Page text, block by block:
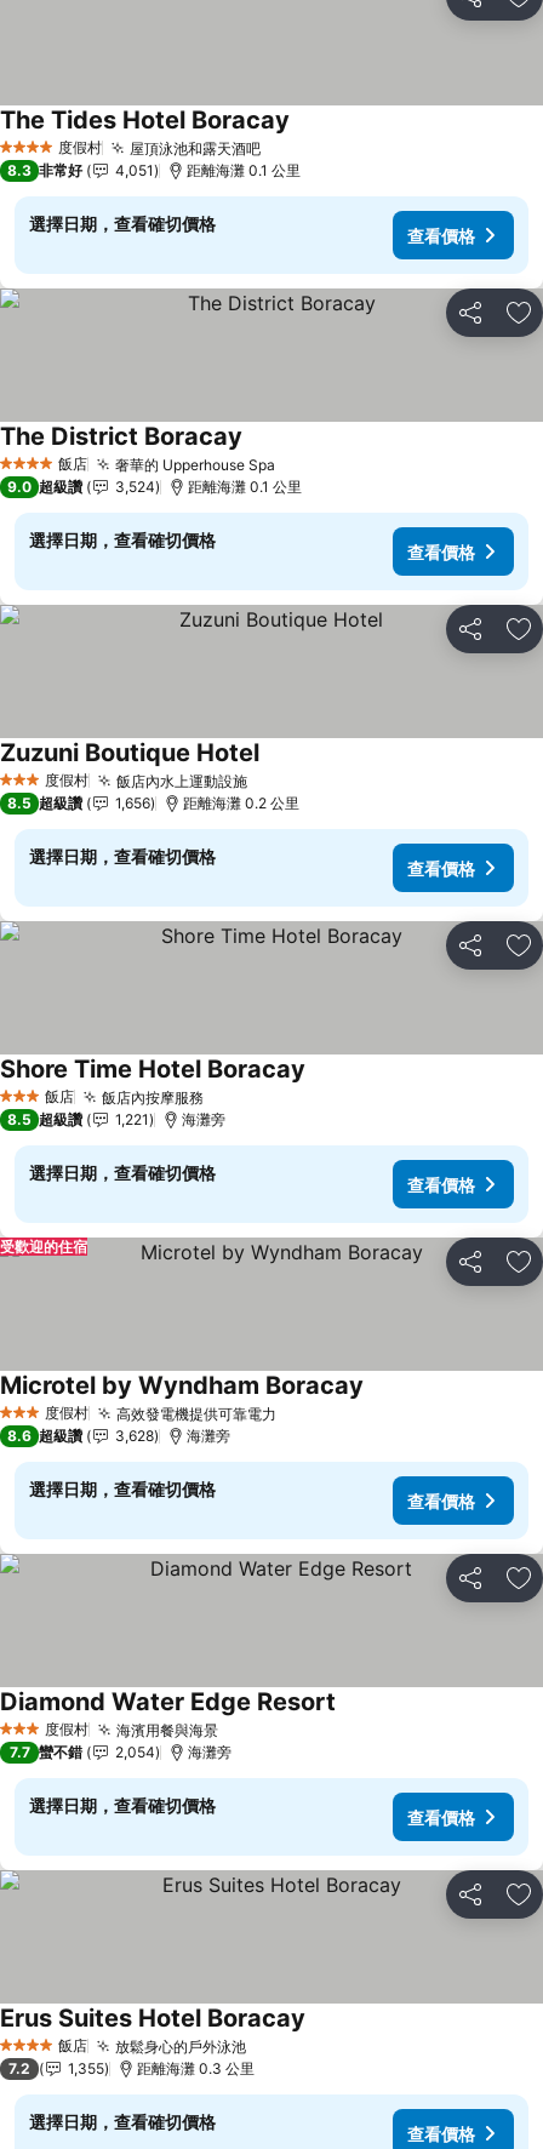
分享 加
4 星級 度假村 屋頂泳池和露天酒吧
The Tides Hotel Boracay
8.3 非常好 4,051 距離海灘 0.1 公里
選擇日期，查看確切價格
查看價格
分享 加
4 星級 飯店 奢華的 Upperhouse Spa
The District Boracay
9.0 超級讚 3,524 距離海灘 0.1 公里
選擇日期，查看確切價格
查看價格
分享 加
3 星級 度假村 飯店內水上運動設施
Zuzuni Boutique Hotel
8.5 超級讚 1,656 距離海灘 0.2 公里
選擇日期，查看確切價格
查看價格
分享 加
3 星級 飯店 飯店內按摩服務
Shore Time Hotel Boracay
8.5 超級讚 1,221 海灘旁
選擇日期，查看確切價格
查看價格
分享 加
受歡迎的住宿
3 星級 度假村 高效發電機提供可靠電力
Microtel by Wyndham Boracay
8.6 超級讚 3,628 海灘旁
選擇日期，查看確切價格
查看價格
分享 加
3 星級 度假村 海濱用餐與海景
Diamond Water Edge Resort
7.7 蠻不錯 2,054 海灘旁
選擇日期，查看確切價格
查看價格
分享 加
4 星級 飯店 放鬆身心的戶外泳池
Erus Suites Hotel Boracay
7.2 1,355 距離海灘 0.3 公里
選擇日期，查看確切價格
查看價格